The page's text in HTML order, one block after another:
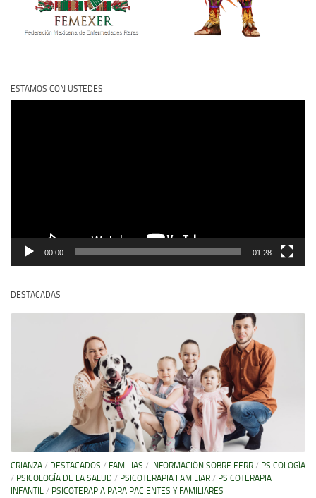
ESTAMOS CON USTEDES
00:00 01:28
DESTACADAS
CRIANZA / DESTACADOS / FAMILIAS / INFORMACIÓN SOBRE EERR / PSICOLOGÍA
/ PSICOLOGÍA DE LA SALUD / PSICOTERAPIA FAMILIAR / PSICOTERAPIA
INFANTIL / PSICOTERAPIA PARA PACIENTES Y FAMILIARES